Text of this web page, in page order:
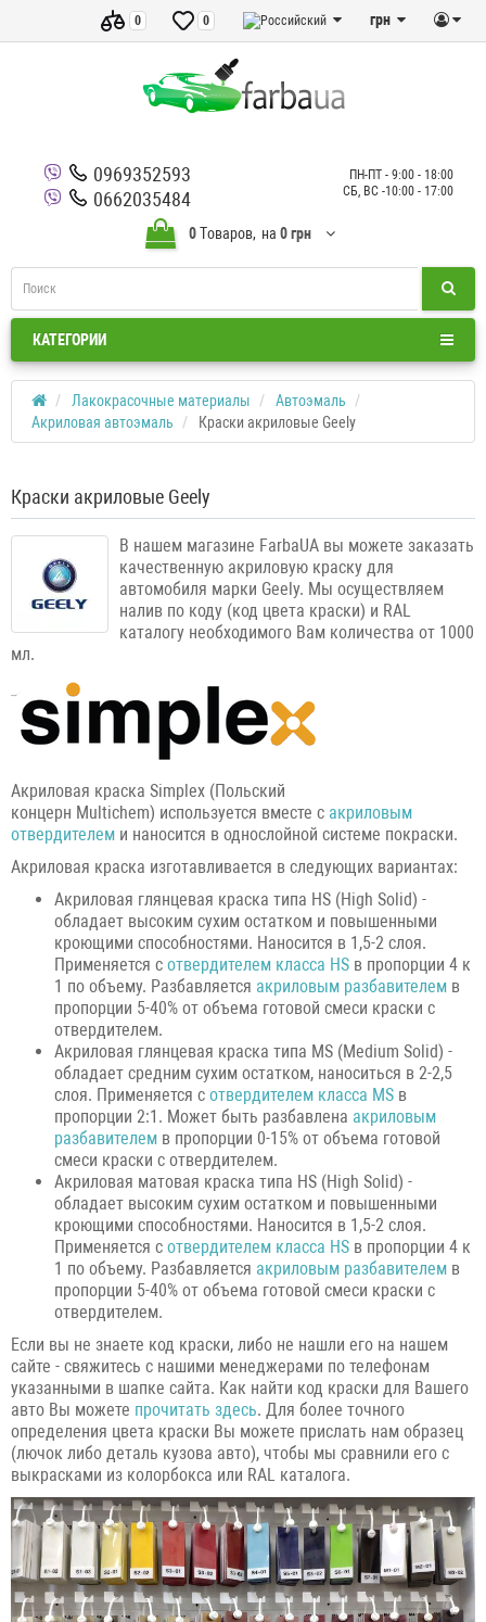
грн
0
0
0969352593
0662035484
ПН-ПТ - 9:00 - 18:00
СБ, ВС -10:00 - 17:00
0Tоваров, на 0 грн
КАТЕГОРИИ
Лакокрасочные материалы
Автоэмаль
Акриловая автоэмаль
Краски акриловые Geely
Краски акриловые Geely
В нашем магазине FarbaUA вы можете заказать
качественную акриловую краску для
автомобиля марки Geely. Мы осуществляем
налив по коду (код цвета краски) и RAL
каталогу необходимого Вам количества от 1000
мл.
Акриловая краска Simplex (Польский
концерн Multichem) используется вместе с акриловым
отвердителем и наносится в однослойной системе покраски.
Акриловая краска изготавливается в следующих вариантах:
Акриловая глянцевая краска типа HS (High Solid) -
обладает высоким сухим остатком и повышенными
кроющими способностями. Наносится в 1,5-2 слоя.
Применяется с отвердителем класса HS в пропорции 4 к
1 по объему. Разбавляется акриловым разбавителем в
пропорции 5-40% от объема готовой смеси краски с
отвердителем.
Акриловая глянцевая краска типа MS (Medium Solid) -
обладает средним сухим остатком, наноситься в 2-2,5
слоя. Применяется с отвердителем класса MS в
пропорции 2:1. Может быть разбавлена акриловым
разбавителем в пропорции 0-15% от объема готовой
смеси краски с отвердителем.
Акриловая матовая краска типа HS (High Solid) -
обладает высоким сухим остатком и повышенными
кроющими способностями. Наносится в 1,5-2 слоя.
Применяется с отвердителем класса HS в пропорции 4 к
1 по объему. Разбавляется акриловым разбавителем в
пропорции 5-40% от объема готовой смеси краски с
отвердителем.
Если вы не знаете код краски, либо не нашли его на нашем
сайте - свяжитесь с нашими менеджерами по телефонам
указанными в шапке сайта. Как найти код краски для Вашего
авто Вы можете прочитать здесь. Для более точного
определения цвета краски Вы можете прислать нам образец
(лючок либо деталь кузова авто), чтобы мы сравнили его с
выкрасками из колорбокса или RAL каталога.